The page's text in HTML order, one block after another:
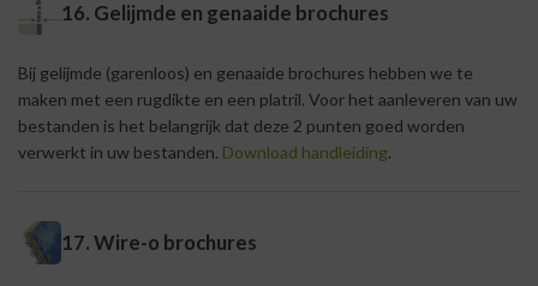
16. Gelijmde en genaaide brochures
Bij gelijmde (garenloos) en genaaide brochures hebben we te
maken met een rugdikte en een platril. Voor het aanleveren van uw
bestanden is het belangrijk dat deze 2 punten goed worden
verwerkt in uw bestanden. Download handleiding.
17. Wire-o brochures